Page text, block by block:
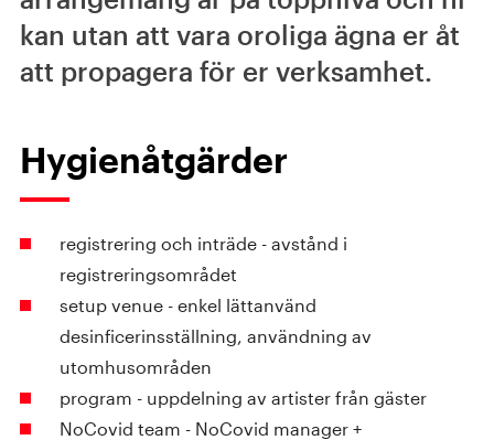
kan utan att vara oroliga ägna er åt
att propagera för er verksamhet.
Hygienåtgärder
registrering och inträde - avstånd i
registreringsområdet
setup venue - enkel lättanvänd
desinficerinsställning, användning av
utomhusområden
program - uppdelning av artister från gäster
NoCovid team - NoCovid manager +